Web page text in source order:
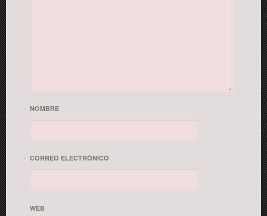
NOMBRE
CORREO ELECTRÓNICO
WEB